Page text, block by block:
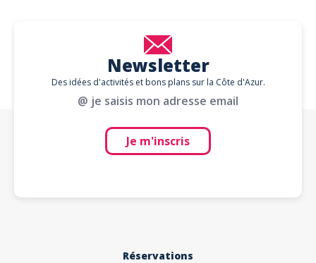
Newsletter
Des idées d'activités et bons plans sur la Côte d'Azur.
@ je saisis mon adresse email
Je m'inscris
Réservations